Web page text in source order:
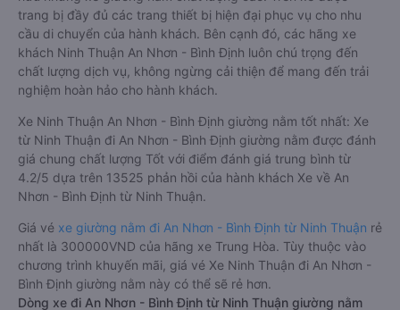
chất lượng cao: Thoải mái, giá cả tốt nhất
Những nhà xe đi An Nhơn - Bình Định từ Ninh Thuận đều sở
hữu những xe giường nằm chất lượng cao. Trên xe được
trang bị đầy đủ các trang thiết bị hiện đại phục vụ cho nhu
cầu di chuyển của hành khách. Bên cạnh đó, các hãng xe
khách Ninh Thuận An Nhơn - Bình Định luôn chú trọng đến
chất lượng dịch vụ, không ngừng cải thiện để mang đến trải
nghiệm hoàn hảo cho hành khách.
Xe Ninh Thuận An Nhơn - Bình Định giường nằm tốt nhất: Xe
từ Ninh Thuận đi An Nhơn - Bình Định giường nằm được đánh
giá chung chất lượng Tốt với điểm đánh giá trung bình từ
4.2/5 dựa trên 13525 phản hồi của hành khách Xe về An
Nhơn - Bình Định từ Ninh Thuận.
Giá véxe giường nằm đi An Nhơn - Bình Định từ Ninh Thuận